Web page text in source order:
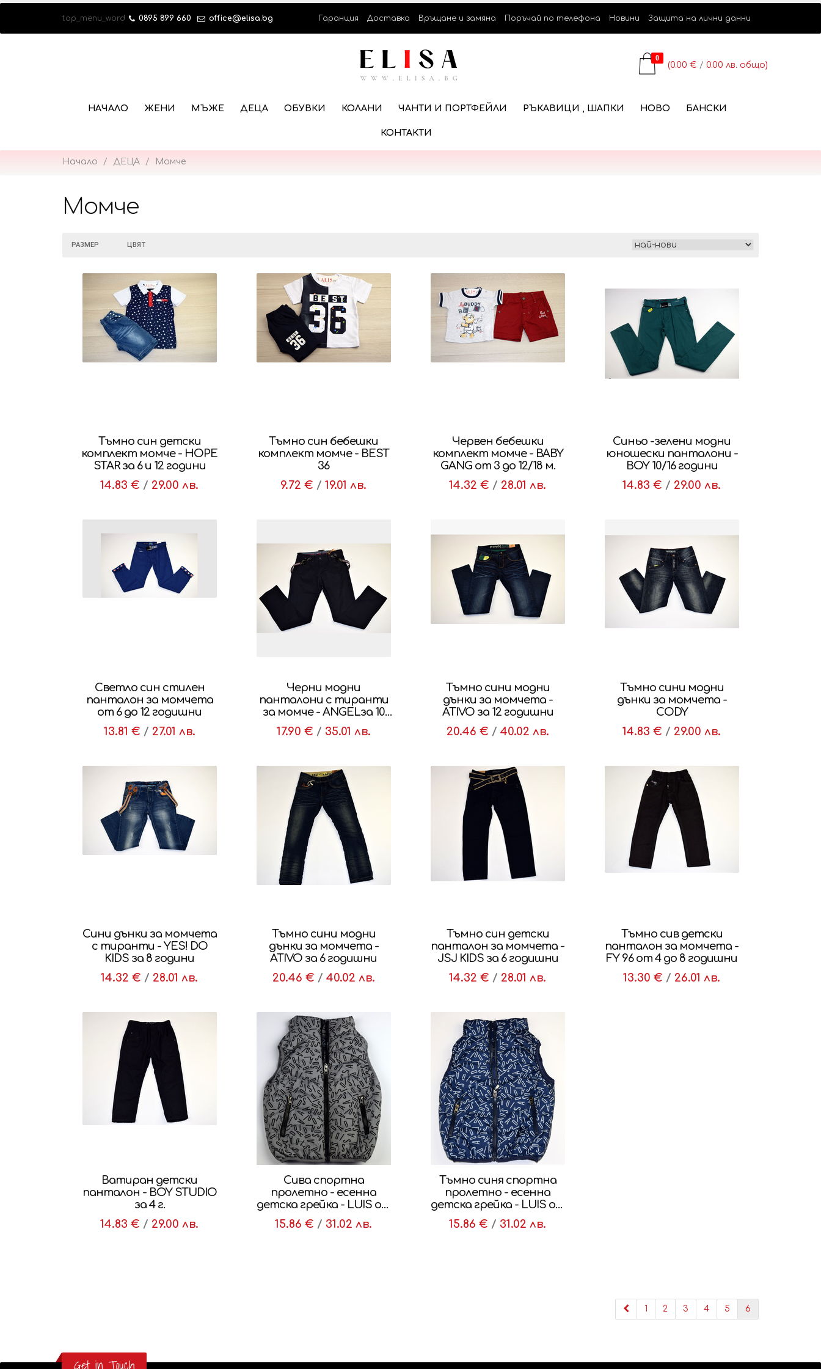
top_menu_word 0895 899 660 office@elisa.bg Гаранция Доставка Връщане и замяна Поръчай по телефона Новини Защита на лични данни
0
(0.00 € / 0.00 лв. общо)
НАЧАЛО ЖЕНИ МЪЖЕ ДЕЦА ОБУВКИ КОЛАНИ ЧАНТИ И ПОРТФЕЙЛИ РЪКАВИЦИ , ШАПКИ НОВО БАНСКИ
КОНТАКТИ
Начало ДЕЦА Момче
Момче
РАЗМЕР ЦВЯТ
Тъмно син детски
комплект момче - HOPE
STAR за 6 и 12 години
14.83 € / 29.00 лв.
Тъмно син бебешки
комплект момче - BEST
36
9.72 € / 19.01 лв.
Червен бебешки
комплект момче - BABY
GANG от 3 до 12/18 м.
14.32 € / 28.01 лв.
Синьо -зелени модни
юношески панталони -
BOY 10/16 години
14.83 € / 29.00 лв.
Светло син стилен
панталон за момчета
от 6 до 12 годишни
13.81 € / 27.01 лв.
Черни модни
панталони с тиранти
за момче - ANGELза 10
годишни
17.90 € / 35.01 лв.
Тъмно сини модни
дънки за момчета -
ATIVO за 12 годишни
20.46 € / 40.02 лв.
Тъмно сини модни
дънки за момчета -
CODY
14.83 € / 29.00 лв.
Сини дънки за момчета
с тиранти - YES! DO
KIDS за 8 години
14.32 € / 28.01 лв.
Тъмно сини модни
дънки за момчета -
ATIVO за 6 годишни
20.46 € / 40.02 лв.
Тъмно син детски
панталон за момчета -
JSJ KIDS за 6 годишни
14.32 € / 28.01 лв.
Тъмно сив детски
панталон за момчета -
FY 96 от 4 до 8 годишни
13.30 € / 26.01 лв.
Ватиран детски
панталон - BOY STUDIO
за 4 г.
14.83 € / 29.00 лв.
Сива спортна
пролетно - есенна
детска грейка - LUIS от
4 до 12 годишни
15.86 € / 31.02 лв.
Тъмно синя спортна
пролетно - есенна
детска грейка - LUIS от
4 до 12 годишни
15.86 € / 31.02 лв.
1 2 3 4 5 6